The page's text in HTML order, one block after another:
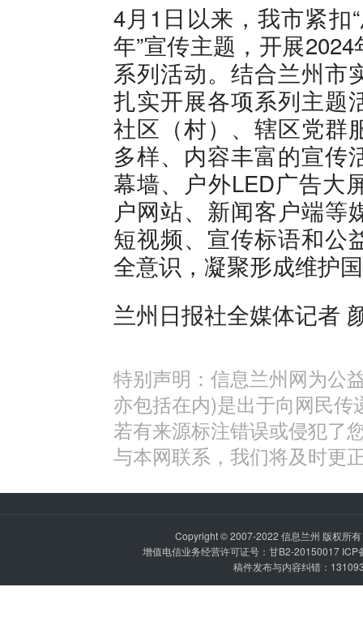
4月1日以来，我市紧扣
年”宣传主题，开展
系列活动。结合兰州市
扎实开展各项系列主题
社区（村）、辖区党群
多样、内容丰富的宣传
幕墙、户外LED广告大
户网站、新闻客户端等
短视频、宣传标语和公
全意识，凝聚形成维护
兰州日报社全媒体记者
特别声明：信息兰州网为公
亦包括在内)是出于向网民
若有来源标注错误或侵犯了
与本网联系，我们将及时更
Copyright © 2007-2022 信息兰州 版权所
增值电信业务经营许可证号：甘B2-20150017 ICP
稿件发布与内容纠错：